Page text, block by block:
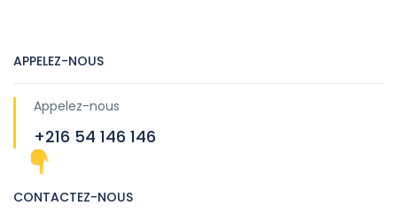
APPELEZ-NOUS
Appelez-nous
+216 54 146 146
CONTACTEZ-NOUS